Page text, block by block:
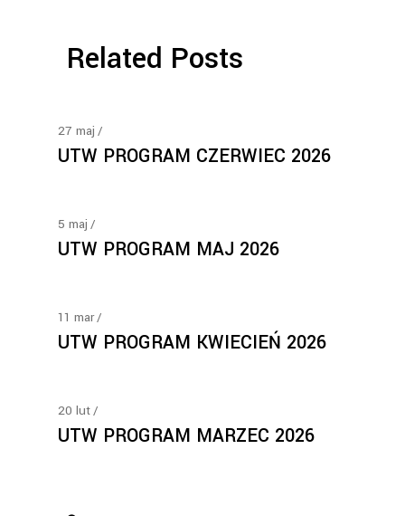
Related Posts
27 maj
UTW PROGRAM CZERWIEC 2026
5 maj
UTW PROGRAM MAJ 2026
11 mar
UTW PROGRAM KWIECIEŃ 2026
20 lut
UTW PROGRAM MARZEC 2026